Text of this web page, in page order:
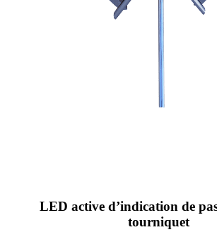
LED active d’indication de
tourniquet